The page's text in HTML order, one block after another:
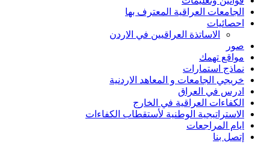
الجامعات العراقية المعترف بها
احصائيات
الاساتذة العراقيين في الاردن
صور
مواقع تهمك
نماذج استمارات
خريجي الجامعات و المعاهد الاردنية
ادرس في العراق
الكفاءات العراقية في الخارج
الاستراتيجية الوطنية لأستقطاب الكفاءات
ايام المراجعات
إتصل بنا